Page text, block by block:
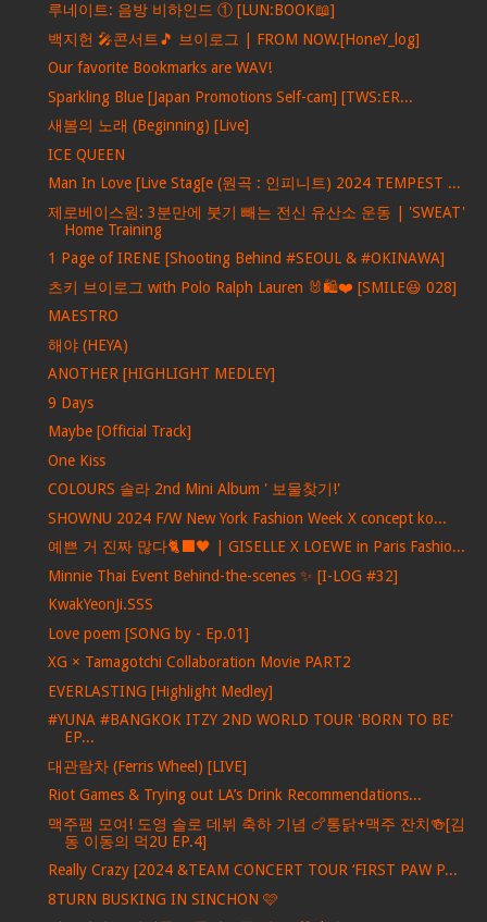
루네이트: 음방 비하인드 ① [LUN:BOOK📖]
백지헌 🎤콘서트🎵 브이로그 | FROM NOW.[HoneY_log]
Our favorite Bookmarks are WAV!
Sparkling Blue [Japan Promotions Self-cam] [TWS:ER...
새봄의 노래 (Beginning) [Live]
ICE QUEEN
Man In Love [Live Stag[e (원곡 : 인피니트) 2024 TEMPEST ...
제로베이스원: 3분만에 붓기 빼는 전신 유산소 운동 | 'SWEAT'
Home Training
1 Page of IRENE [Shooting Behind #SEOUL & #OKINAWA]
츠키 브이로그 with Polo Ralph Lauren 🐰🛍❤ [SMILE😆 028]
MAESTRO
해야 (HEYA)
ANOTHER [HIGHLIGHT MEDLEY]
9 Days
Maybe [Official Track]
One Kiss
COLOURS 솔라 2nd Mini Album ' 보물찾기!'
SHOWNU 2024 F/W New York Fashion Week X concept ko...
예쁜 거 진짜 많다🐈‍⬛🖤 | GISELLE X LOEWE in Paris Fashio...
Minnie Thai Event Behind-the-scenes ✨ [I-LOG #32]
KwakYeonJi.SSS
Love poem [SONG by - Ep.01]
XG × Tamagotchi Collaboration Movie PART2
EVERLASTING [Highlight Medley]
#YUNA #BANGKOK ITZY 2ND WORLD TOUR 'BORN TO BE'
EP...
대관람차 (Ferris Wheel) [LIVE]
Riot Games & Trying out LA’s Drink Recommendations...
맥주팸 모여! 도영 솔로 데뷔 축하 기념 🍗통닭+맥주 잔치🍻[김
동 이동의 먹2U EP.4]
Really Crazy [2024 &TEAM CONCERT TOUR ‘FIRST PAW P...
8TURN BUSKING IN SINCHON 🩷